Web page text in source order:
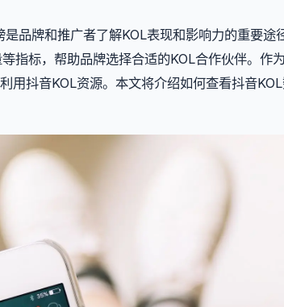
品牌和推广者了解KOL表现和影响力的重要途
指标，帮助品牌选择合适的KOL合作伙伴。作
用抖音KOL资源。本文将介绍如何查看抖音